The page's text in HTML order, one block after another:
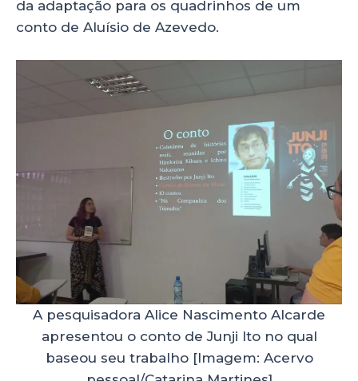
da adaptação para os quadrinhos de um
conto de Aluísio de Azevedo.
A pesquisadora Alice Nascimento Alcarde
apresentou o conto de Junji Ito no qual
baseou seu trabalho [Imagem: Acervo